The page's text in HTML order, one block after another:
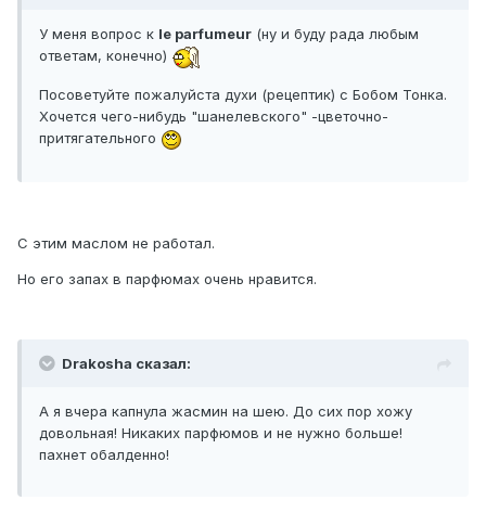
У меня вопрос к le parfumeur (ну и буду рада любым
ответам, конечно)
Посоветуйте пожалуйста духи (рецептик) с Бобом Тонка.
Хочется чего-нибудь "шанелевского" -цветочно-
притягательного
С этим маслом не работал.
Но его запах в парфюмах очень нравится.
Drakosha сказал:
А я вчера капнула жасмин на шею. До сих пор хожу
довольная! Никаких парфюмов и не нужно больше!
пахнет обалденно!